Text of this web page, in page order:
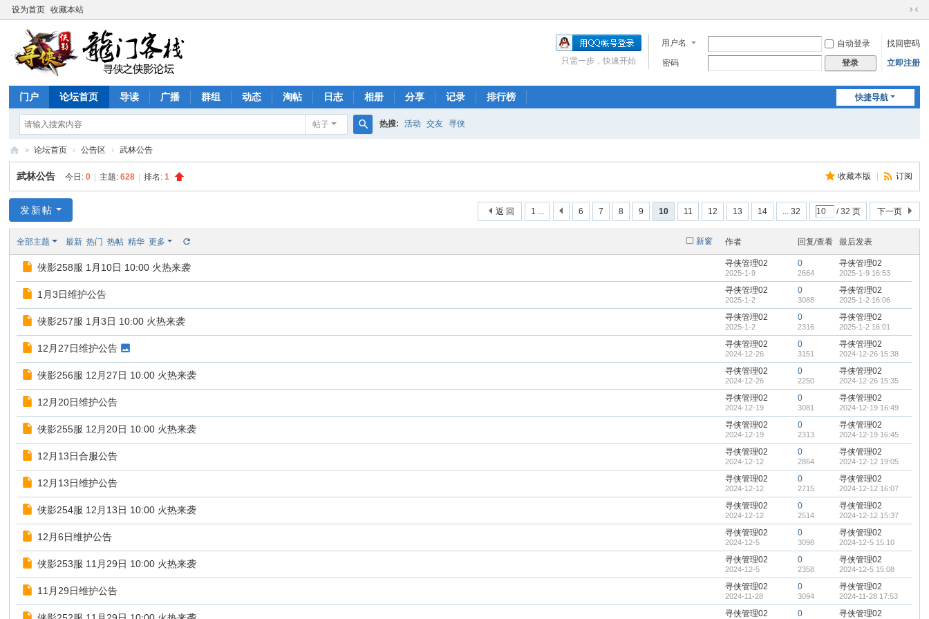
设为首页 收藏本站
切
到
窄
用户名 自动登录
找回密码
密码
登录 立即注册
只需一步，快速开始
快捷导航
门户 论坛首页 导读 广播 群组 动态 淘帖 日志 相册 分享 记录 排行榜
帖子
索
热搜: 活动 交友 寻侠
寻
侠
坛
» 论坛首页 › 公告区 › 武林公告
收藏本版 订阅
武林公告 今日:0 主题:628 排名:1
1 ... 6 7 8 9 10 11 12 13 14 ... 32 / 32 页 下一页
返 回
发新帖
新窗
全部主题 最新 热门 热帖 精华 更多 作者 回复/查看 最后发表
侠影258服 1月10日 10:00 火热来袭 寻侠管理02
2025-1-9
0
2664
寻侠管理02
2025-1-9 16:53
1月3日维护公告 寻侠管理02
2025-1-2
0
3088
寻侠管理02
2025-1-2 16:06
侠影257服 1月3日 10:00 火热来袭 寻侠管理02
2025-1-2
0
2316
寻侠管理02
2025-1-2 16:01
12月27日维护公告 寻侠管理02
2024-12-26
0
3151
寻侠管理02
2024-12-26 15:38
侠影256服 12月27日 10:00 火热来袭 寻侠管理02
2024-12-26
0
2250
寻侠管理02
2024-12-26 15:35
12月20日维护公告 寻侠管理02
2024-12-19
0
3081
寻侠管理02
2024-12-19 16:49
侠影255服 12月20日 10:00 火热来袭 寻侠管理02
2024-12-19
0
2313
寻侠管理02
2024-12-19 16:45
12月13日合服公告 寻侠管理02
2024-12-12
0
2864
寻侠管理02
2024-12-12 19:05
12月13日维护公告 寻侠管理02
2024-12-12
0
2715
寻侠管理02
2024-12-12 16:07
侠影254服 12月13日 10:00 火热来袭 寻侠管理02
2024-12-12
0
2514
寻侠管理02
2024-12-12 15:37
12月6日维护公告 寻侠管理02
2024-12-5
0
3098
寻侠管理02
2024-12-5 15:10
侠影253服 11月29日 10:00 火热来袭 寻侠管理02
2024-12-5
0
2358
寻侠管理02
2024-12-5 15:08
11月29日维护公告 寻侠管理02
2024-11-28
0
3094
寻侠管理02
2024-11-28 17:53
寻侠管理02 0 寻侠管理02